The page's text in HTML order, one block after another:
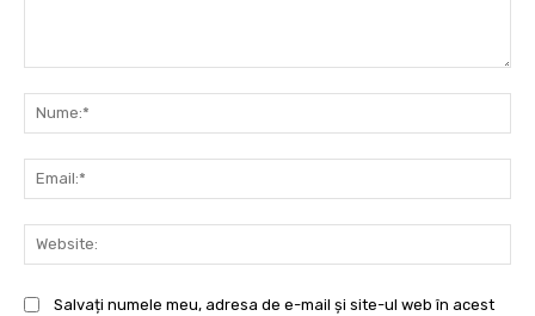
Salvați numele meu, adresa de e-mail și site-ul web în acest